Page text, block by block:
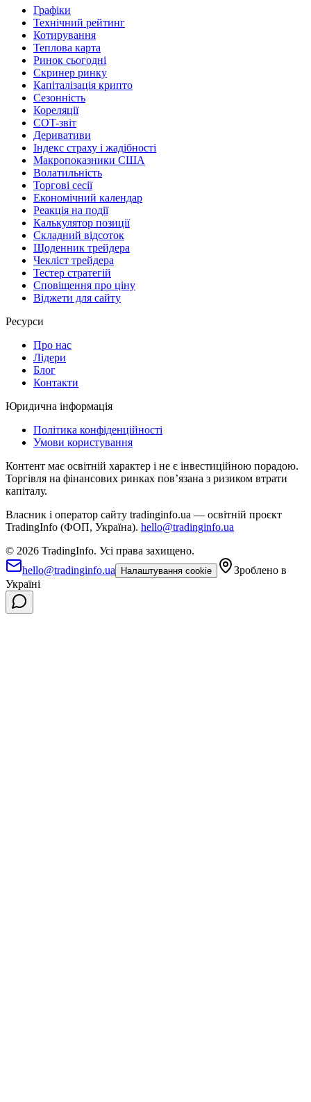
Графіки
Технічний рейтинг
Котирування
Теплова карта
Ринок сьогодні
Скринер ринку
Капіталізація крипто
Сезонність
Кореляції
COT-звіт
Деривативи
Індекс страху і жадібності
Макропоказники США
Волатильність
Торгові сесії
Економічний календар
Реакція на події
Калькулятор позиції
Складний відсоток
Щоденник трейдера
Чекліст трейдера
Тестер стратегій
Сповіщення про ціну
Віджети для сайту
Ресурси
Про нас
Лідери
Блог
Контакти
Юридична інформація
Політика конфіденційності
Умови користування
Контент має освітній характер і не є інвестиційною порадою.
Торгівля на фінансових ринках повʼязана з ризиком втрати
капіталу.
Власник і оператор сайту tradinginfo.ua — освітній проєкт
TradingInfo (ФОП, Україна). hello@tradinginfo.ua
© 2026 TradingInfo. Усі права захищено.
hello@tradinginfo.ua
Налаштування cookie
Зроблено в
Україні